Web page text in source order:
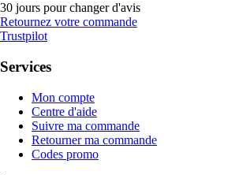
30 jours pour changer d'avis
Retournez votre commande
Trustpilot
Services
Mon compte
Centre d'aide
Suivre ma commande
Retourner ma commande
Codes promo